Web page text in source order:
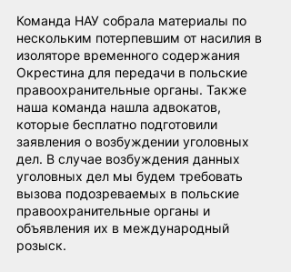
Команда НАУ собрала материалы по
нескольким потерпевшим от насилия в
изоляторе временного содержания
Окрестина для передачи в польские
правоохранительные органы. Также
наша команда нашла адвокатов,
которые бесплатно подготовили
заявления о возбуждении уголовных
дел. В случае возбуждения данных
уголовных дел мы будем требовать
вызова подозреваемых в польские
правоохранительные органы и
объявления их в международный
розыск.